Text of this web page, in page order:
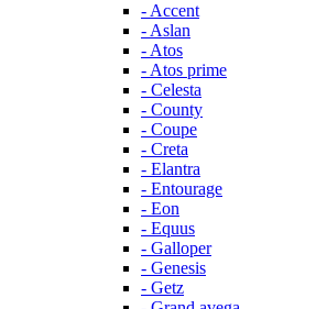
- Accent
- Aslan
- Atos
- Atos prime
- Celesta
- County
- Coupe
- Creta
- Elantra
- Entourage
- Eon
- Equus
- Galloper
- Genesis
- Getz